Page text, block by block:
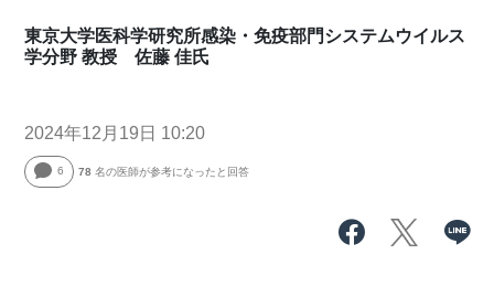
東京大学医科学研究所感染・免疫部門システムウイルス
学分野 教授 佐藤 佳氏
2024年12月19日 10:20
6 78 名の医師が参考になったと回答